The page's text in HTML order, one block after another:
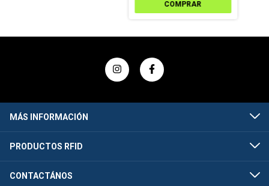
MÁS INFORMACIÓN
PRODUCTOS RFID
CONTACTÁNOS